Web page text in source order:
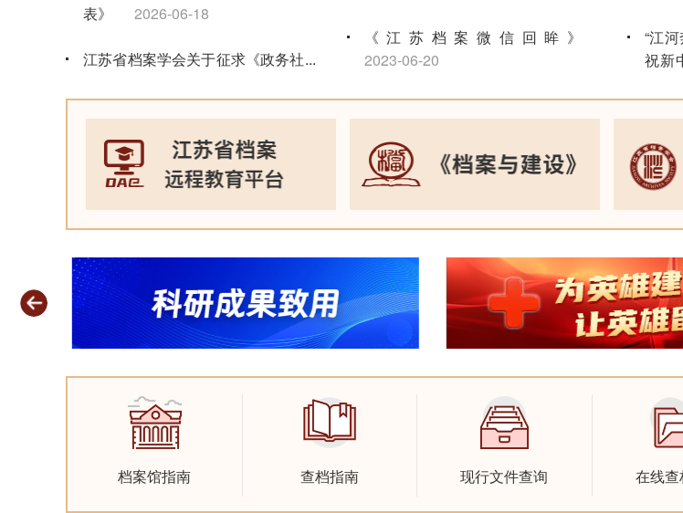
表》
2026-06-18
江苏省档案学会关于征求《政务社交
通知
2026-06-15
...
江苏省档案馆关于征集“苏超”档案资
料的公告
2026-06-09
档案开放公告 2026-06-05
关于做好2026年度档案专业职称评
审工作的通知
2026-05-09
《江苏档案微信回眸》
2023-06-20
省馆两本书获得南京出版社2022年
2023-01-20
“江
祝新
利
档案馆指南 查档指南 现行文件查询 在线查